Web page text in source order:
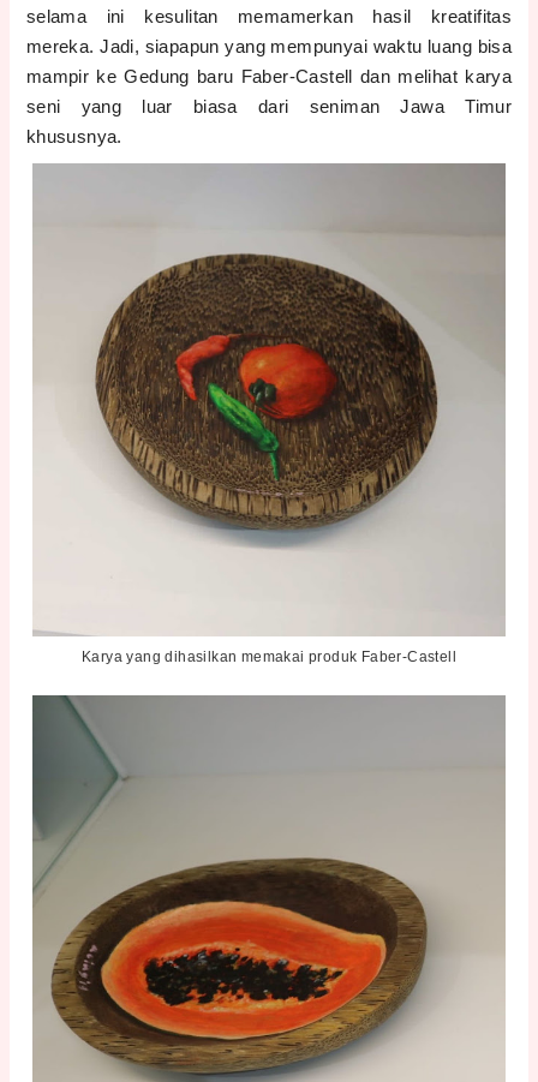
selama ini kesulitan memamerkan hasil kreatifitas
mereka. Jadi, siapapun yang mempunyai waktu luang bisa
mampir ke Gedung baru Faber-Castell dan melihat karya
seni yang luar biasa dari seniman Jawa Timur
khususnya.
Karya yang dihasilkan memakai produk Faber-Castell